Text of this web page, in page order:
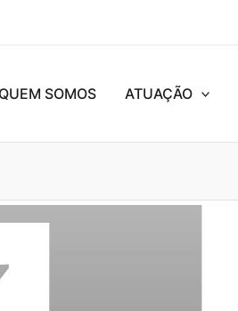
QUEM SOMOS ATUAÇÃO